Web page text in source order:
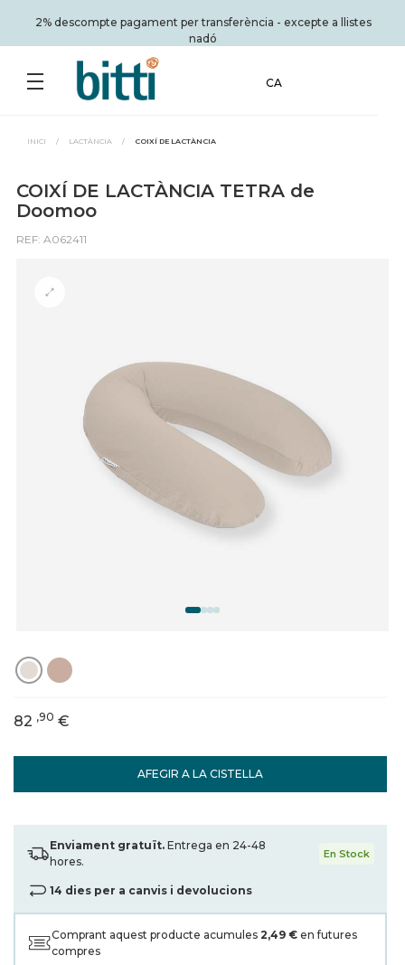
2% descompte pagament per transferència - excepte a llistes
nadó
CA
INICI / LACTÀNCIA / COIXÍ DE LACTÀNCIA
COIXÍ DE LACTÀNCIA TETRA de
Doomoo
REF: A062411
AFEGIR A LA CISTELLA
82 ,90 €
Enviament gratuït. Entrega en 24-48
hores.
En Stock
14 dies per a canvis i devolucions
Comprant aquest producte acumules 2,49 € en futures
compres